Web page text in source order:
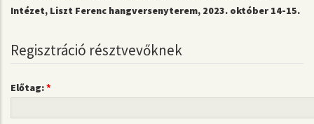
Intézet, Liszt Ferenc hangversenyterem, 2023. október 14-15.
Regisztráció résztvevőknek
Előtag: